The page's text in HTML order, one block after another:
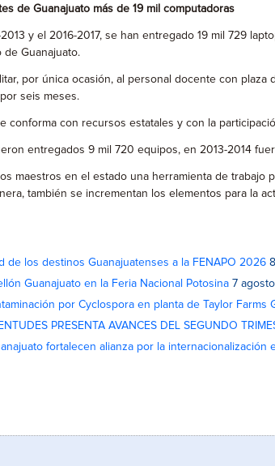
de Guanajuato más de 19 mil computadoras
y el 2016-2017, se han entregado 19 mil 729
de Guanajuato.
por única ocasión, al personal docente con
seis meses.
conforma con recursos estatales y con la
entregados 9 mil 720 equipos, en 2013-2014
maestros en el estado una herramienta de
también se incrementan los elementos para la
de los destinos Guanajuatenses a la FENAPO 2026
Guanajuato en la Feria Nacional Potosina 7
por Cyclospora en planta de Taylor Farms
PRESENTA AVANCES DEL SEGUNDO
fortalecen alianza por la internacionalización